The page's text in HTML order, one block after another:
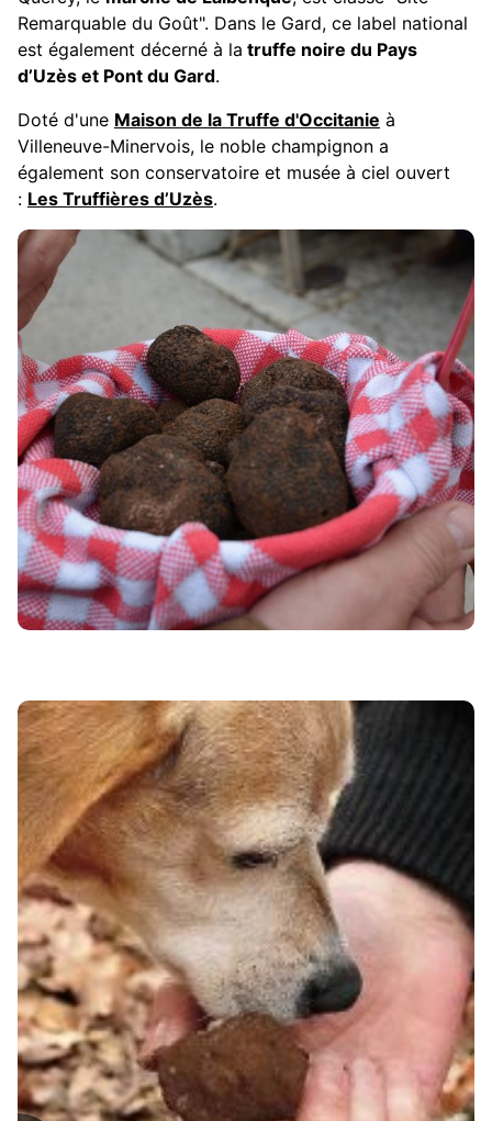
Remarquable du Goût". Dans le Gard, ce label national
est également décerné à la truffe noire du Pays
d’Uzès et Pont du Gard.
Doté d'une Maison de la Truffe d'Occitanie à
Villeneuve-Minervois, le noble champignon a
également son conservatoire et musée à ciel ouvert
: Les Truffières d’Uzès.